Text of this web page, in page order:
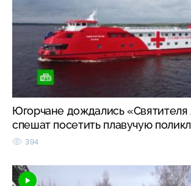
Югорчане дождались «Святителя
спешат посетить плавучую
394